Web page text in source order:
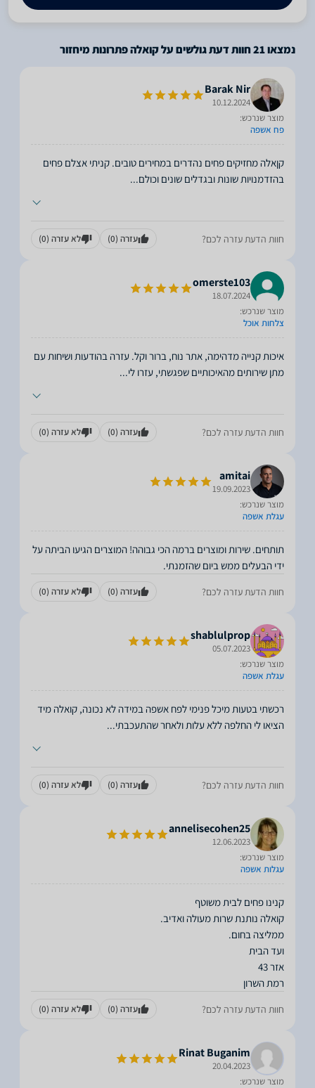
נמצאו21חוות דעת גולשים על קואלה פתרונות מיחזור
Barak Nir
10.12.2024
מוצר שנרכש:
פח אשפה
קןאלה מחזיקים פחים נהדרים במחירים טובים. קניתי אצלם פחים
בהזדמנויות שונות ובגדלים שונים וכולם...
חוות הדעת עזרה לכם? עזרה (0) לא עזרה (0)
omerste103
18.07.2024
מוצר שנרכש:
צלחות אוכל
איכות קנייה מדהימה, אתר נוח, ברור וקל. עזרה בהודעות ושיחות עם
מתן שירותים מהאיכותיים שפגשתי, עזרו לי...
חוות הדעת עזרה לכם? עזרה (0) לא עזרה (0)
amitai
19.09.2023
מוצר שנרכש:
עגלת אשפה
תותחים. שירות ומוצרים ברמה הכי גבוהה! המוצרים הגיעו הביתה על
ידי הבעלים ממש ביום שהזמנתי.
חוות הדעת עזרה לכם? עזרה (0) לא עזרה (0)
shablulprop
05.07.2023
מוצר שנרכש:
עגלת אשפה
רכשתי בטעות מיכל פנימי לפח אשפה במידה לא נכונה, קואלה מיד
הציאו לי החלפה ללא עלות ולאחר שהתעכבתי...
חוות הדעת עזרה לכם? עזרה (0) לא עזרה (0)
annelisecohen25
12.06.2023
מוצר שנרכש:
עגלות אשפה
רמת השרון
חוות הדעת עזרה לכם? עזרה (0) לא עזרה (0)
Rinat Buganim
20.04.2023
מוצר שנרכש: